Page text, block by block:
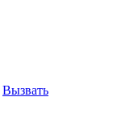
Вызвать